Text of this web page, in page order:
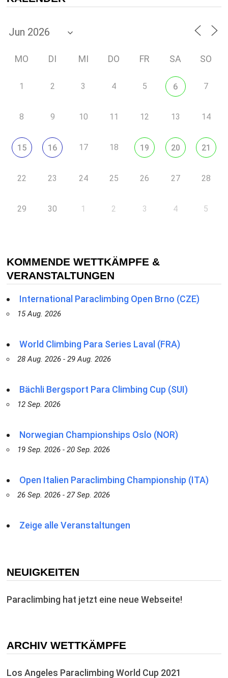
MO DI MI DO FR SA SO
1 2 3 4 5 6 7
8 9 10 11 12 13 14
15 16 17 18 19 20 21
22 23 24 25 26 27 28
29 30 1 2 3 4 5
KOMMENDE WETTKÄMPFE &
VERANSTALTUNGEN
International Paraclimbing Open Brno (CZE)
15 Aug. 2026
World Climbing Para Series Laval (FRA)
28 Aug. 2026 - 29 Aug. 2026
Bächli Bergsport Para Climbing Cup (SUI)
12 Sep. 2026
Norwegian Championships Oslo (NOR)
19 Sep. 2026 - 20 Sep. 2026
Open Italien Paraclimbing Championship (ITA)
26 Sep. 2026 - 27 Sep. 2026
Zeige alle Veranstaltungen
NEUIGKEITEN
Paraclimbing hat jetzt eine neue Webseite!
ARCHIV WETTKÄMPFE
Los Angeles Paraclimbing World Cup 2021